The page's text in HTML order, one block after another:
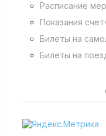
Расписание
Показания
Билеты на
Билеты на